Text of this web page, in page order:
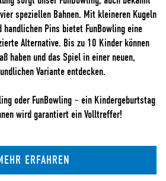
speziellen Bahnen. Mit kleineren Kugeln
handlichen Pins bietet FunBowling eine
Alternative. Bis zu 10 Kinder können
haben und das Spiel in einer neuen,
Variante entdecken.
oder FunBowling – ein Kindergeburtstag
wird garantiert ein Volltreffer!
ERFAHREN